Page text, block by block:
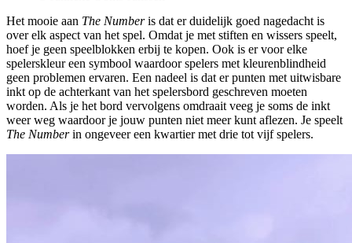
Het mooie aan The Numberis dat er duidelijk goed nagedacht is
over elk aspect van het spel. Omdat je met stiften en wissers speelt,
hoef je geen speelblokken erbij te kopen. Ook is er voor elke
spelerskleur een symbool waardoor spelers met kleurenblindheid
geen problemen ervaren. Een nadeel is dat er punten met uitwisbare
inkt op de achterkant van het spelersbord geschreven moeten
worden. Als je het bord vervolgens omdraait veeg je soms de inkt
weer weg waardoor je jouw punten niet meer kunt aflezen. Je speelt
The Numberin ongeveer een kwartier met drie tot vijf spelers.